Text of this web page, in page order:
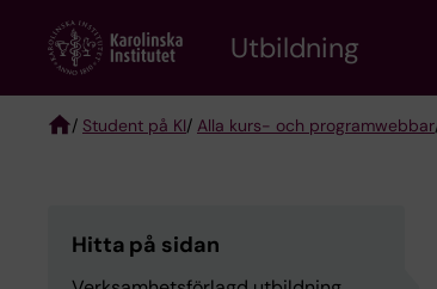
content
Utbildning
/ Student på KI/ Alla kurs- och programwebbar
Hitta på sidan